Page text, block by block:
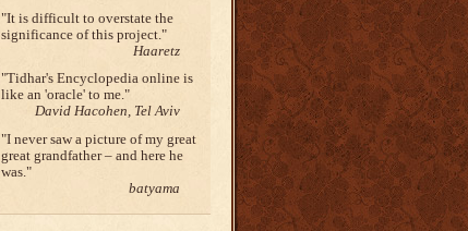
It is difficult to overstate the
significance of this project.
Haaretz
Tidhar's Encyclopedia online is
like an 'oracle' to me.
David Hacohen, Tel Aviv
I never saw a picture of my great
great grandfather – and here he
was.
batyama